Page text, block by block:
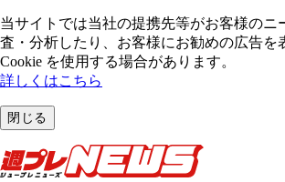
当サイトでは当社の提携先等がお客様のニ
査・分析したり、お客様にお勧めの広告を
Cookie を使⽤する場合があります。
詳しくはこちら
閉じる